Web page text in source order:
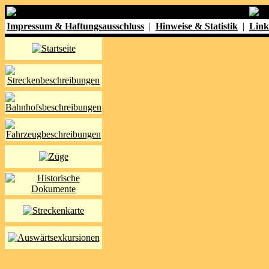
Impressum & Haftungsausschluss | Hinweise & Statistik |